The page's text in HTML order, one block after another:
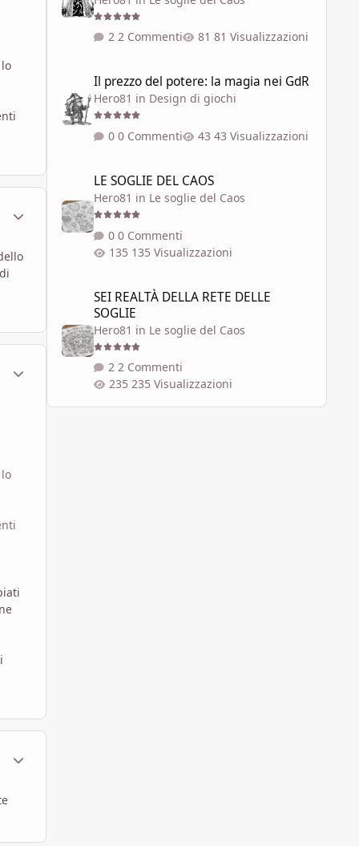
Statistiche Autore
Statistiche Autore
2 Commenti 81 Visualizzazioni
Il prezzo del potere: la magia nei GdR
Hero81 in Design di giochi
0 Commenti 43 Visualizzazioni
LE SOGLIE DEL CAOS
Hero81 in Le soglie del Caos
0 Commenti
135 Visualizzazioni
SEI REALTÀ DELLA RETE DELLE
SOGLIE
Hero81 in Le soglie del Caos
2 Commenti
235 Visualizzazioni